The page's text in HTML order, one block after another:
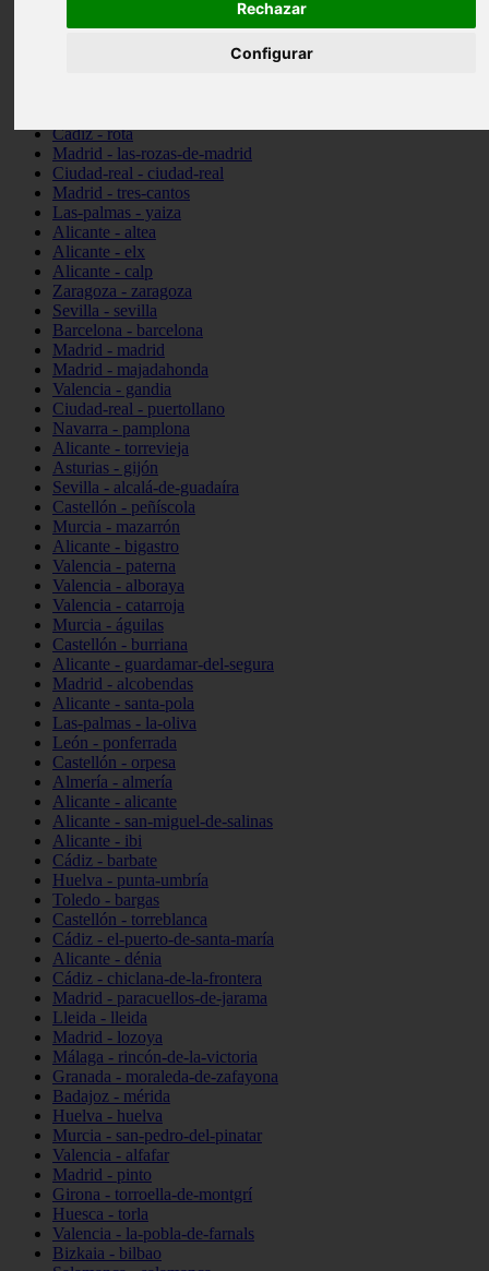
Rechazar
Configurar
Cádiz - rota
Madrid - las-rozas-de-madrid
Ciudad-real - ciudad-real
Madrid - tres-cantos
Las-palmas - yaiza
Alicante - altea
Alicante - elx
Alicante - calp
Zaragoza - zaragoza
Sevilla - sevilla
Barcelona - barcelona
Madrid - madrid
Madrid - majadahonda
Valencia - gandia
Ciudad-real - puertollano
Navarra - pamplona
Alicante - torrevieja
Asturias - gijón
Sevilla - alcalá-de-guadaíra
Castellón - peñíscola
Murcia - mazarrón
Alicante - bigastro
Valencia - paterna
Valencia - alboraya
Valencia - catarroja
Murcia - águilas
Castellón - burriana
Alicante - guardamar-del-segura
Madrid - alcobendas
Alicante - santa-pola
Las-palmas - la-oliva
León - ponferrada
Castellón - orpesa
Almería - almería
Alicante - alicante
Alicante - san-miguel-de-salinas
Alicante - ibi
Cádiz - barbate
Huelva - punta-umbría
Toledo - bargas
Castellón - torreblanca
Cádiz - el-puerto-de-santa-maría
Alicante - dénia
Cádiz - chiclana-de-la-frontera
Madrid - paracuellos-de-jarama
Lleida - lleida
Madrid - lozoya
Málaga - rincón-de-la-victoria
Granada - moraleda-de-zafayona
Badajoz - mérida
Huelva - huelva
Murcia - san-pedro-del-pinatar
Valencia - alfafar
Madrid - pinto
Girona - torroella-de-montgrí
Huesca - torla
Valencia - la-pobla-de-farnals
Bizkaia - bilbao